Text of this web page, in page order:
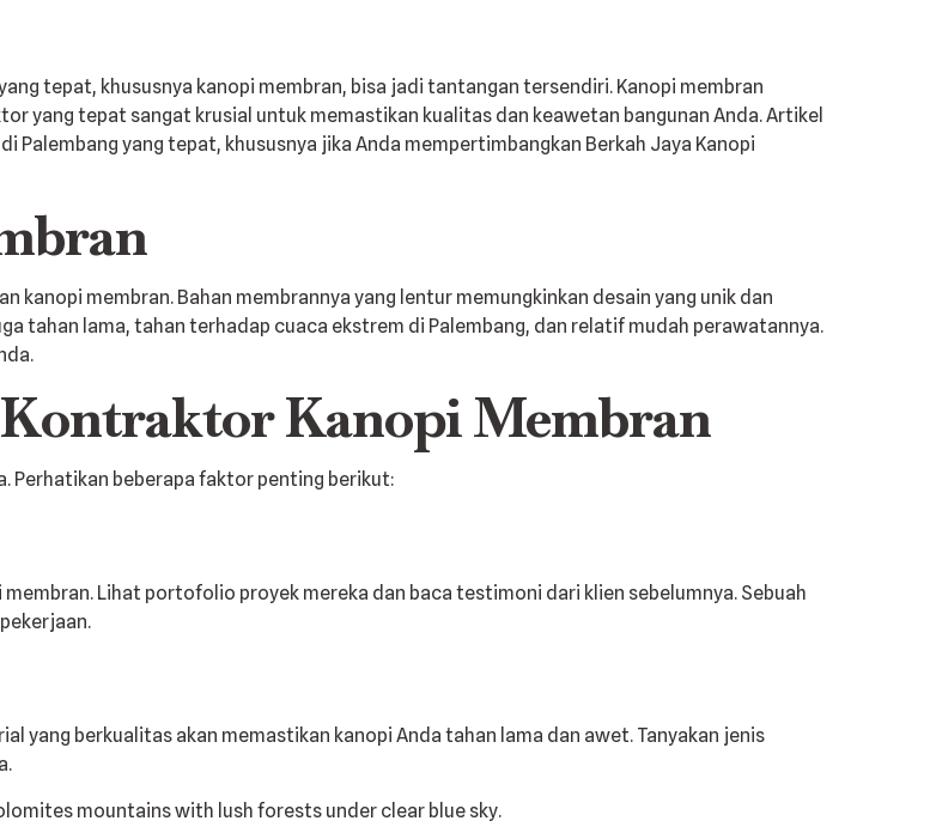
tepat, khususnya kanopi membran, bisa jadi tantangan tersendiri. Kanopi membran
yang tepat sangat krusial untuk memastikan kualitas dan keawetan bangunan Anda. Artikel
yang tepat, khususnya jika Anda mempertimbangkan Berkah Jaya Kanopi
kanopi membran. Bahan membrannya yang lentur memungkinkan desain yang unik dan
tahan lama, tahan terhadap cuaca ekstrem di Palembang, dan relatif mudah perawatannya.
Kanopi Membran
Perhatikan beberapa faktor penting berikut:
Lihat portofolio proyek mereka dan baca testimoni dari klien sebelumnya. Sebuah
yang berkualitas akan memastikan kanopi Anda tahan lama dan awet. Tanyakan jenis